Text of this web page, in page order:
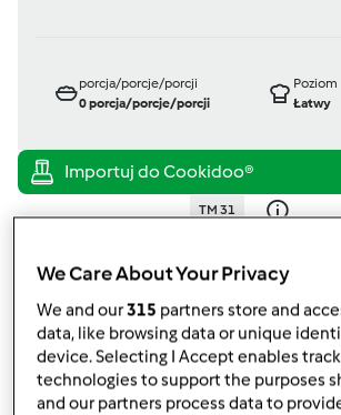
porcja/porcje/porcji
0porcja/porcje/porcji
Poziom
Łatwy
TM 31
zmieniono dnia: 17/08/
Dodaj do moich
podziel się
Stwórz wariant
We Care About Your Privacy
We and our315 partners store and
data, like browsing data or unique
device. Selecting I Accept enables
technologies to support the purposes
and our partners process data to